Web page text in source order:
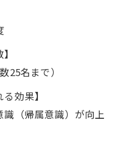
25名まで）
効果】
識（帰属意識）が向上